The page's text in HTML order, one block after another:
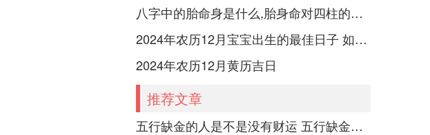
八字中的胎命身是什么,胎身命对四柱的影响
2024年农历12月宝宝出生的最佳日子 如何挑选适合的吉日
2024年农历12月黄历吉日
推荐文章
五行缺金的人是不是没有财运 五行缺金的人命运好不好